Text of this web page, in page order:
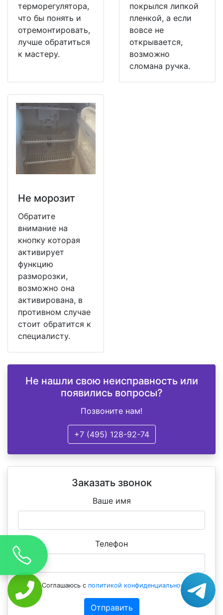
терморегулятора,
что бы понять и
отремонтировать,
лучше обратиться
к мастеру.
покрылся липкой
пленкой, а если
вовсе не
открывается,
возможно
сломана ручка.
Не морозит
Обратите
внимание на
кнопку которая
активирует
функцию
разморозки,
возможно она
активирована, в
противном случае
стоит обратится к
специалисту.
Не нашли свою неисправность или
появились вопросы?
Позвоните нам!
+7 (495) 128-92-74
Заказать звонок
Ваше имя
Телефон
Соглашаюсь с политикой конфиденциальности
Отправить